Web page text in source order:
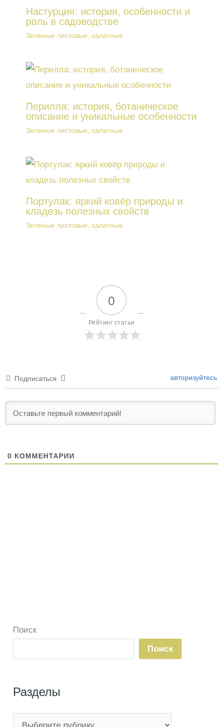
Настурция: история, особенности и
роль в садоводстве
Зеленые листовые, салатные
Перилла: история, ботаническое
описание и уникальные особенности
Зеленые листовые, салатные
Портулак: яркий ковёр природы и
кладезь полезных свойств
Зеленые листовые, салатные
0
Рейтинг статьи
Подписаться авторизуйтесь
0 КОММЕНТАРИИ
Поиск
Поиск
Разделы